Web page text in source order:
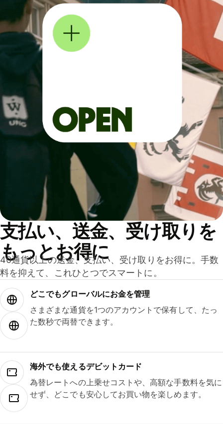
支払い、送金、受け取りを
もっとお得に
40通貨以上の送金、支払い、受け取りをお得に。手数
料を抑えて、これひとつでスマートに。
どこでもグ⁠ロ⁠ー⁠バ⁠ルにお金を管理
さまざまな通貨を1つのアカウントで保有して、たっ
た数秒で両替できます。
海外でも使えるデビットカード
為替レートへの上乗せコストや、高額な手数料を気に
せず、どこでも安心してお買い物を楽しめます。